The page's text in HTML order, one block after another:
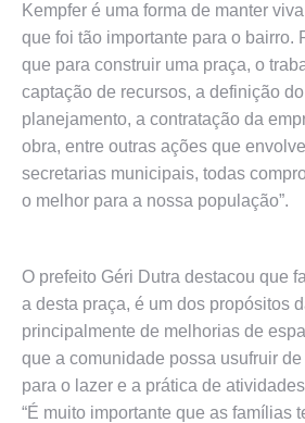
Kempfer é uma forma de manter
que foi tão importante para o bairro.
que para construir uma praça, o
captação de recursos, a definição
planejamento, a contratação da
obra, entre outras ações que
secretarias municipais, todas
o melhor para a nossa população”.
O prefeito Géri Dutra destacou que
a desta praça, é um dos propósitos
principalmente de melhorias de
que a comunidade possa usufruir
para o lazer e a prática de
“É muito importante que as famílias